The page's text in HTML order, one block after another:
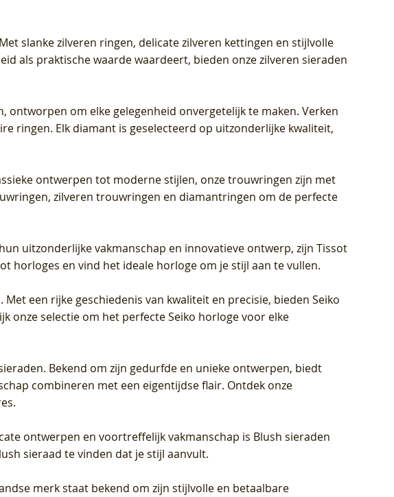
slanke zilveren ringen, delicate zilveren kettingen en stijlvolle
als praktische waarde waardeert, bieden onze zilveren sieraden
om elke gelegenheid onvergetelijk te maken. Verken
ringen. Elk diamant is geselecteerd op uitzonderlijke kwaliteit,
ontwerpen tot moderne stijlen, onze trouwringen zijn met
zilveren trouwringen en diamantringen om de perfecte
uitzonderlijke vakmanschap en innovatieve ontwerp, zijn Tissot
horloges en vind het ideale horloge om je stijl aan te vullen.
een rijke geschiedenis van kwaliteit en precisie, bieden Seiko
onze selectie om het perfecte Seiko horloge voor elke
Bekend om zijn gedurfde en unieke ontwerpen, biedt
combineren met een eigentijdse flair. Ontdek onze
ontwerpen en voortreffelijk vakmanschap is Blush sieraden
sieraad te vinden dat je stijl aanvult.
merk staat bekend om zijn stijlvolle en betaalbare